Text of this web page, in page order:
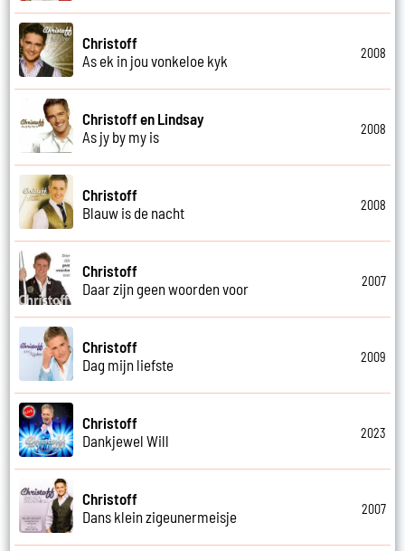
Christoff
As ek in jou vonkeloe kyk
2008
Christoff en Lindsay
As jy by my is
2008
Christoff
Blauw is de nacht
2008
Christoff
Daar zijn geen woorden voor
2007
Christoff
Dag mijn liefste
2009
Christoff
Dankjewel Will
2023
Christoff
Dans klein zigeunermeisje
2007